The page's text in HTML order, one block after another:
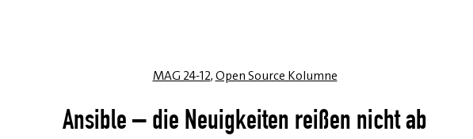
MAG 24-12,Open Source Kolumne
Ansible – die Neuigkeiten reißen nicht ab